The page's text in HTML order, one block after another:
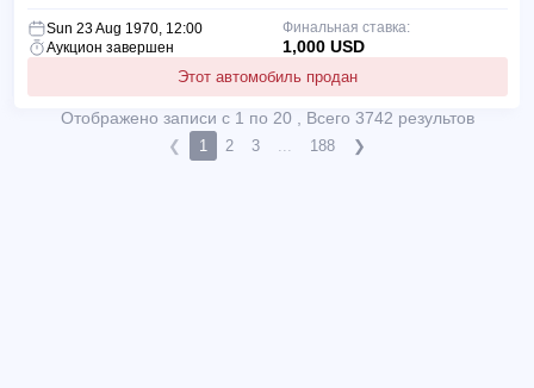
Sun 23 Aug 1970, 12:00
Аукцион завершен
Этот автомобиль продан
Финальная ставка:
1,000 USD
Отображено записи с 1 по 20 , Всего 3742 результов
❮ 1 2 3 188 ❯